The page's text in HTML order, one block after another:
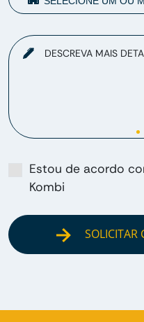
DESCREVA MAIS
Estou de acordo
Kombi
SOLICITAR